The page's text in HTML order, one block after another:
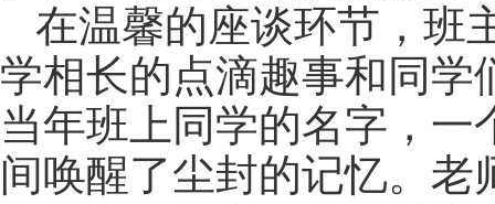
在温馨的座谈环节，班
学相长的点滴趣事和同学
当年班上同学的名字，
间唤醒了尘封的记忆。